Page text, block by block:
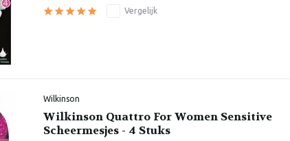
Vergelijk
Wilkinson
Wilkinson Quattro For Women Sensitive
Scheermesjes - 4 Stuks